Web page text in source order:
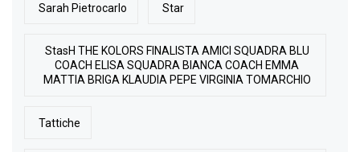
Sarah Pietrocarlo Star
StasH THE KOLORS FINALISTA AMICI SQUADRA BLU
COACH ELISA SQUADRA BIANCA COACH EMMA
MATTIA BRIGA KLAUDIA PEPE VIRGINIA TOMARCHIO
Tattiche